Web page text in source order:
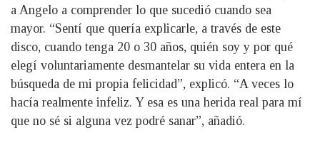
a Angelo a comprender lo que sucedió cuando sea
mayor. “Sentí que quería explicarle, a través de este
disco, cuando tenga 20 o 30 años, quién soy y por qué
elegí voluntariamente desmantelar su vida entera en la
búsqueda de mi propia felicidad”, explicó. “A veces lo
hacía realmente infeliz. Y esa es una herida real para mí
que no sé si alguna vez podré sanar”, añadió.